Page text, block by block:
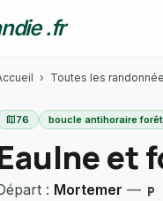
.fr
› Toutes les
map76 boucle antihoraire
et
: Mortemer — local_parking